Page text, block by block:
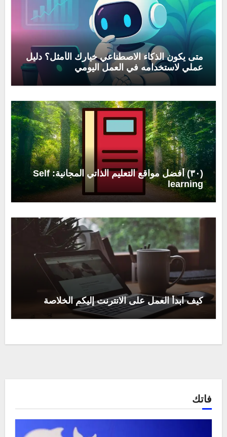
متى يكون الذكاء الاصطناعي خيارك الأمثل؟ دليل
عملي لاستخدامه في العمل اليومي
(٣٠) أفضل مواقع التعليم الذاتي المجانية: Self
learning
كيف ابدأ العمل على الانترنت إليكم الخلاصة
فاتك